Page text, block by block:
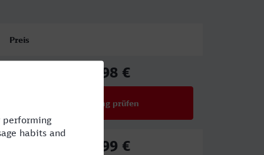
Preis
72,98 €
Verbindung prüfen
56,99 €